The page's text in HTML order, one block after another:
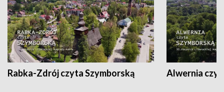
Rabka-Zdrój czyta Szymborską Alwernia